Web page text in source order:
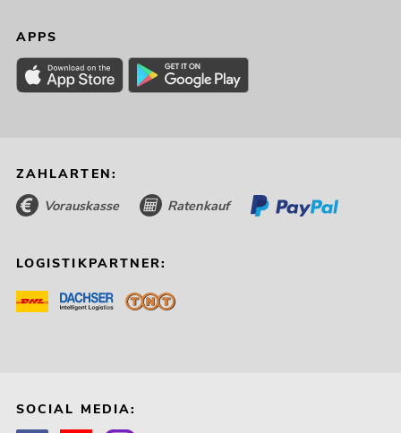
APPS
ZAHLARTEN:
Vorauskasse Ratenkauf
LOGISTIKPARTNER:
SOCIAL MEDIA: